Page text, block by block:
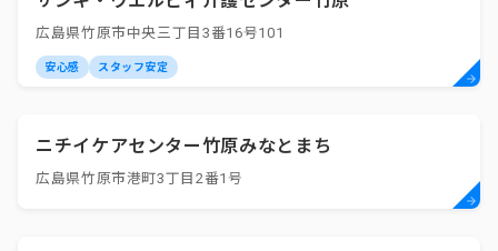
広島県竹原市中央三丁目3番16号101
安心感 スタッフ安定
ニチイケアセンター竹原みなとまち
広島県竹原市港町3丁目2番1号